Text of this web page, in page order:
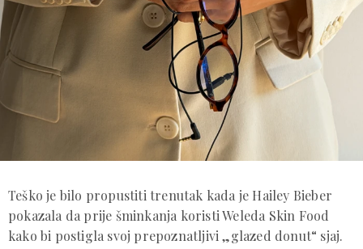
Teško je bilo propustiti trenutak kada je Hailey Bieber
pokazala da prije šminkanja koristi Weleda Skin Food
kako bi postigla svoj prepoznatljivi „glazed donut“ sjaj.